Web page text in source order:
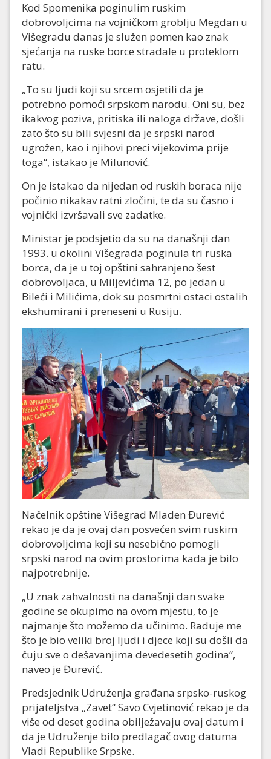
Kod Spomenika poginulim ruskim
dobrovoljcima na vojničkom groblju Megdan u
Višegradu danas je služen pomen kao znak
sjećanja na ruske borce stradale u proteklom
ratu.
„To su ljudi koji su srcem osjetili da je
potrebno pomoći srpskom narodu. Oni su, bez
ikakvog poziva, pritiska ili naloga države, došli
zato što su bili svjesni da je srpski narod
ugrožen, kao i njihovi preci vijekovima prije
toga“, istakao je Milunović.
On je istakao da nijedan od ruskih boraca nije
počinio nikakav ratni zločini, te da su časno i
vojnički izvršavali sve zadatke.
Ministar je podsjetio da su na današnji dan
1993. u okolini Višegrada poginula tri ruska
borca, da je u toj opštini sahranjeno šest
dobrovoljaca, u Miljevićima 12, po jedan u
Bileći i Milićima, dok su posmrtni ostaci ostalih
ekshumirani i preneseni u Rusiju.
Načelnik opštine Višegrad Mladen Đurević
rekao je da je ovaj dan posvećen svim ruskim
dobrovoljcima koji su nesebično pomogli
srpski narod na ovim prostorima kada je bilo
najpotrebnije.
„U znak zahvalnosti na današnji dan svake
godine se okupimo na ovom mjestu, to je
najmanje što možemo da učinimo. Raduje me
što je bio veliki broj ljudi i djece koji su došli da
čuju sve o dešavanjima devedesetih godina“,
naveo je Đurević.
Predsjednik Udruženja građana srpsko-ruskog
prijateljstva „Zavet“ Savo Cvjetinović rekao je da
više od deset godina obilježavaju ovaj datum i
da je Udruženje bilo predlagač ovog datuma
Vladi Republike Srpske.